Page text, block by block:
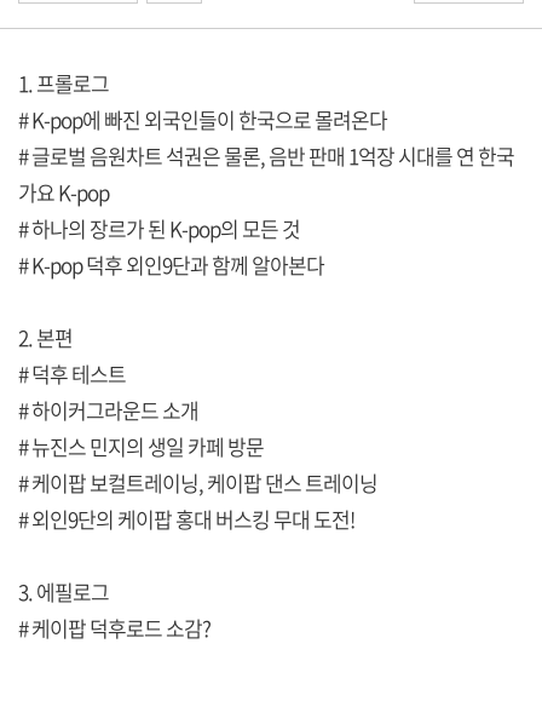
1. 프롤로그
# K-pop에 빠진 외국인들이 한국으로 몰려온다
# 글로벌 음원차트 석권은 물론, 음반 판매 1억장 시대를 연 한국
가요 K-pop
# 하나의 장르가 된 K-pop의 모든 것
# K-pop 덕후 외인9단과 함께 알아본다
2. 본편
# 덕후 테스트
# 하이커그라운드 소개
# 뉴진스 민지의 생일 카페 방문
# 케이팝 보컬트레이닝, 케이팝 댄스 트레이닝
# 외인9단의 케이팝 홍대 버스킹 무대 도전!
3. 에필로그
# 케이팝 덕후로드 소감?